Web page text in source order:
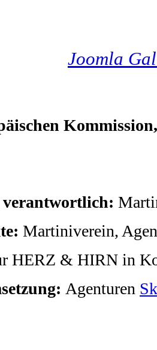
Joomla
Martiniverein,
HERZ & HIRN in
Agenturen